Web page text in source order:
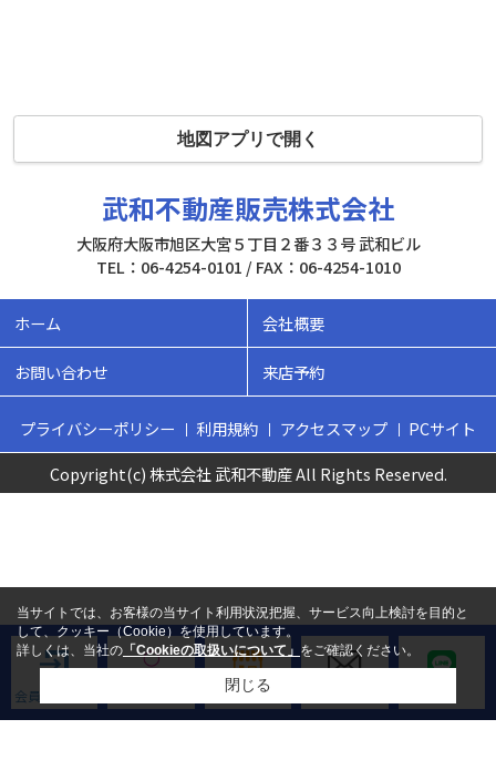
地図アプリで開く
会員ログイン 来店予約
武和不動産販売株式会社
大阪府大阪市旭区大宮５丁目２番３３号 武和ビル
TEL：06-4254-0101 / FAX：06-4254-1010
ホーム 会社概要
お問い合わせ 来店予約
プライバシーポリシー 利用規約 アクセスマップ
PCサイト
Copyright(c) 株式会社 武和不動産 All Rights Reserved.
当サイトでは、お客様の当サイト利用状況把握、サービス向上検討を目的と
して、クッキー（Cookie）を使用しています。
詳しくは、当社の 「Cookieの取扱いについて」 をご確認ください。
閉じる